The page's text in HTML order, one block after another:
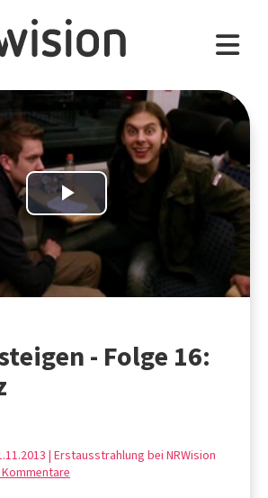
Play
Video
- Folge 16:
| Erstausstrahlung bei NRWision